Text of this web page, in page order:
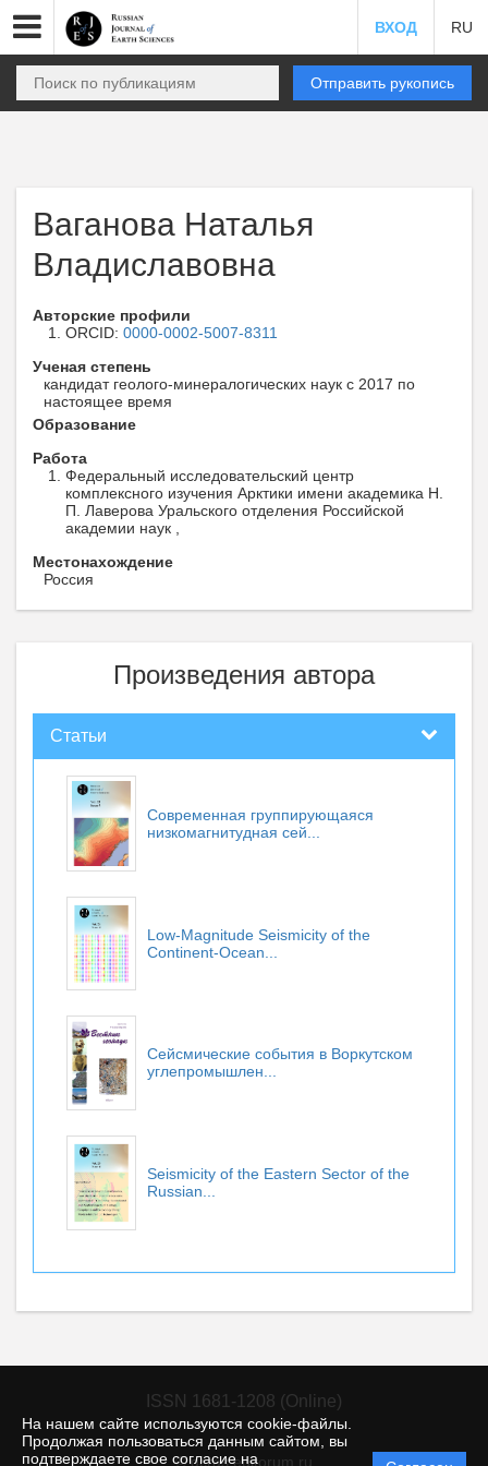
На нашем сайте используются cookie-файлы.
Продолжая пользоваться данным сайтом, вы
подтверждаете свое согласие на
ВХОД RU
Отправить рукопись
Ваганова Наталья
Владиславовна
Авторские профили
ORCID: 0000-0002-5007-8311
Ученая степень
кандидат геолого-минералогических наук с 2017 по
настоящее время
Образование
Работа
Федеральный исследовательский центр
комплексного изучения Арктики имени академика Н.
П. Лаверова Уральского отделения Российской
академии наук ,
Местонахождение
Россия
Произведения автора
Статьи
Современная группирующаяся
низкомагнитудная сей...
Low-Magnitude Seismicity of the
Continent-Ocean...
Сейсмические события в Воркутском
углепромышлен...
Seismicity of the Eastern Sector of the
Russian...
ISSN 1681-1208 (Online)
© gcras.editorum.ru